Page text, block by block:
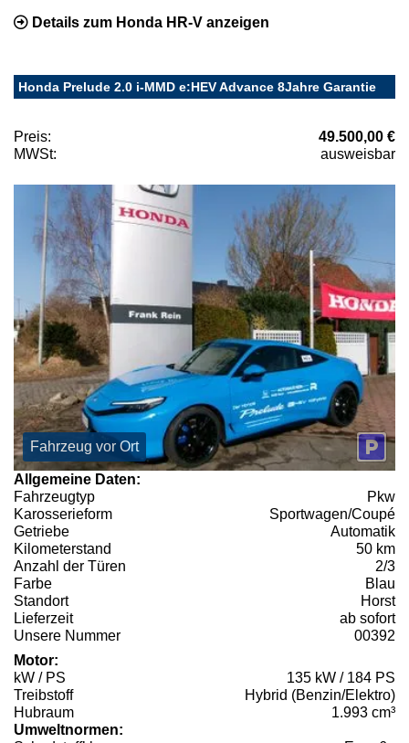
Details zum Honda HR-V anzeigen
Honda Prelude 2.0 i-MMD e:HEV Advance 8Jahre Garantie
Preis:
49.500,00 €
MWSt:
ausweisbar
Fahrzeug vor Ort
Allgemeine Daten:
Fahrzeugtyp
Pkw
Karosserieform
Sportwagen/Coupé
Getriebe
Automatik
Kilometerstand
50 km
Anzahl der Türen
2/3
Farbe
Blau
Standort
Horst
Lieferzeit
ab sofort
Unsere Nummer
00392
Motor:
kW / PS
135 kW / 184 PS
Treibstoff
Hybrid (Benzin/Elektro)
Hubraum
1.993 cm³
Umweltnormen: